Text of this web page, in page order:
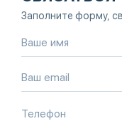
Заполните форму,